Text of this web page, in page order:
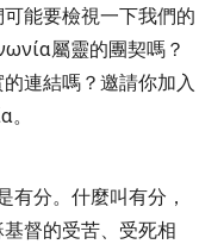
能要檢視一下我們的
屬靈的團契嗎？
連結嗎？邀請你加入
。
有分。什麼叫有分，
督的受苦、受死相